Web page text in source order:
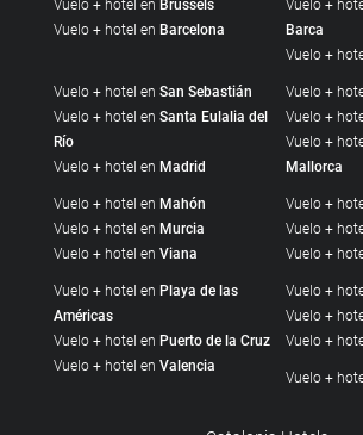
Vuelo + hotel en Brussels
Vuelo + hotel en Barcelona
Vuelo +
Barca
Vuelo +
Vuelo + hotel en San Sebastián
Vuelo + hotel en Santa Eulalia del
Río
Vuelo + hotel en Madrid
Vuelo +
Vuelo +
Vuelo +
Mallorca
Vuelo + hotel en Mahón
Vuelo + hotel en Murcia
Vuelo + hotel en Viana
Vuelo +
Vuelo +
Vuelo +
Vuelo + hotel en Playa de las
Américas
Vuelo + hotel en Puerto de la Cruz
Vuelo + hotel en Valencia
Vuelo +
Vuelo +
Vuelo +
Vuelo +